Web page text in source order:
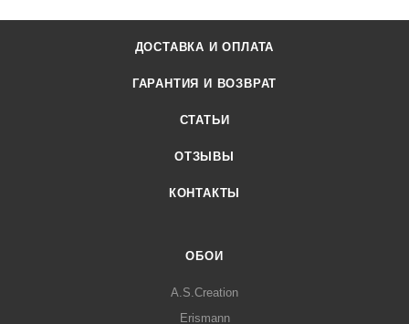
ДОСТАВКА И ОПЛАТА
ГАРАНТИЯ И ВОЗВРАТ
СТАТЬИ
ОТЗЫВЫ
КОНТАКТЫ
ОБОИ
A.S.Creation
Erismann